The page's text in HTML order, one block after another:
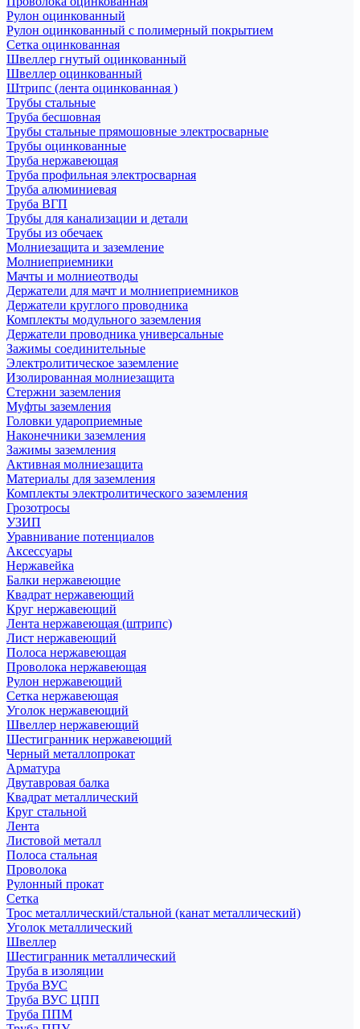
Рулон оцинкованный
Рулон оцинкованный с полимерный покрытием
Сетка оцинкованная
Швеллер гнутый оцинкованный
Швеллер оцинкованный
Штрипс (лента оцинкованная )
Трубы стальные
Труба бесшовная
Трубы стальные прямошовные электросварные
Трубы оцинкованные
Труба нержавеющая
Труба профильная электросварная
Труба алюминиевая
Труба ВГП
Трубы для канализации и детали
Трубы из обечаек
Молниезащита и заземление
Молниеприемники
Мачты и молниеотводы
Держатели для мачт и молниеприемников
Держатели круглого проводника
Комплекты модульного заземления
Держатели проводника универсальные
Зажимы соединительные
Электролитическое заземление
Изолированная молниезащита
Стержни заземления
Муфты заземления
Головки удароприемные
Наконечники заземления
Зажимы заземления
Активная молниезащита
Материалы для заземления
Комплекты электролитического заземления
Грозотросы
УЗИП
Уравнивание потенциалов
Аксессуары
Нержавейка
Балки нержавеющие
Квадрат нержавеющий
Круг нержавеющий
Лента нержавеющая (штрипс)
Лист нержавеющий
Полоса нержавеющая
Проволока нержавеющая
Рулон нержавеющий
Сетка нержавеющая
Уголок нержавеющий
Швеллер нержавеющий
Шестигранник нержавеющий
Черный металлопрокат
Арматура
Двутавровая балка
Квадрат металлический
Круг стальной
Лента
Листовой металл
Полоса стальная
Проволока
Рулонный прокат
Сетка
Трос металлический/стальной (канат металлический)
Уголок металлический
Швеллер
Шестигранник металлический
Труба в изоляции
Труба ВУС
Труба ВУС ЦПП
Труба ППМ